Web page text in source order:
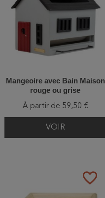
Mangeoire avec Bain Maison
rouge ou grise
À partir de 59,50 €
VOIR
favorite_border